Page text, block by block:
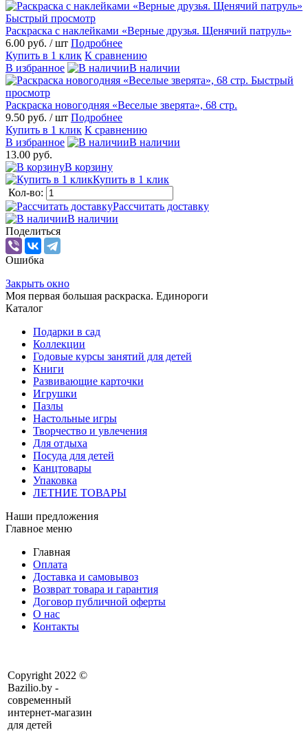
Быстрый просмотр
Раскраска с наклейками «Верные друзья. Щенячий патруль»
6.00 руб. / шт Подробнее
Купить в 1 клик К сравнению
В избранное
В наличии
Быстрый
просмотр
Раскраска новогодняя «Веселые зверята», 68 стр.
9.50 руб. / шт Подробнее
Купить в 1 клик К сравнению
В избранное
В наличии
13.00 руб.
В корзину
Купить в 1 клик
Кол-во:
Рассчитать доставку
В наличии
Поделиться
Ошибка
Закрыть окно
Моя первая большая раскраска. Единороги
Каталог
Подарки в сад
Коллекции
Годовые курсы занятий для детей
Книги
Развивающие карточки
Игрушки
Пазлы
Настольные игры
Творчество и увлечения
Для отдыха
Посуда для детей
Канцтовары
Упаковка
ЛЕТНИЕ ТОВАРЫ
Наши предложения
Главное меню
Главная
Оплата
Доставка и самовывоз
Возврат товара и гарантия
Договор публичной оферты
О нас
Контакты
Copyright 2022 ©
Bazilio.by -
современный
интернет-магазин
для детей